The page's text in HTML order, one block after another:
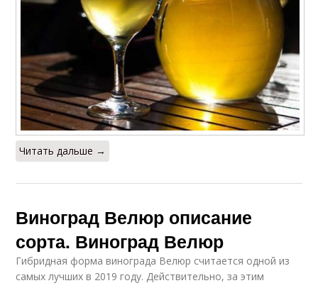
Читать дальше →
Виноград Велюр описание
сорта. Виноград Велюр
Гибридная форма винограда Велюр считается одной из
самых лучших в 2019 году. Действительно, за этим